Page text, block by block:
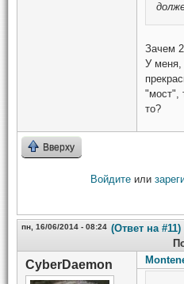
Зачем
У меня,
"мост",
то?
Вверху
Войдите или
пн, 16/06/2014 - 08:24 (Ответ на #11)
CyberDaemon